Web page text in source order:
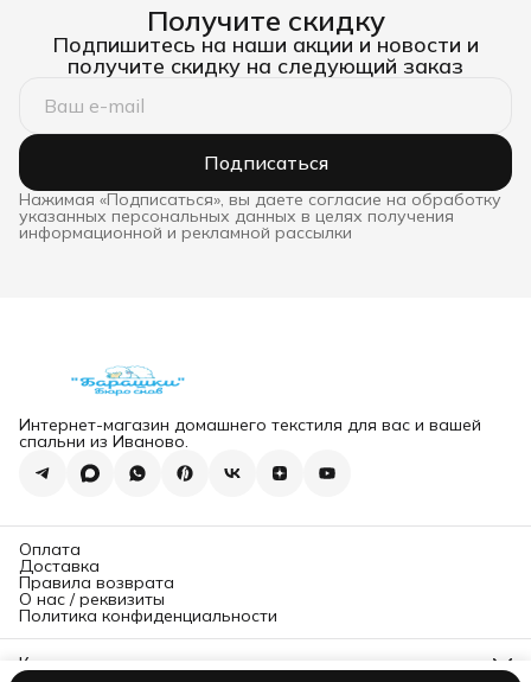
Получите скидку
Подпишитесь на наши акции и новости и
получите скидку на следующий заказ
Подписаться
Нажимая «Подписаться», вы даете согласие на обработку
указанных персональных данных в целях получения
информационной и рекламной рассылки
Интернет-магазин домашнего текстиля для вас и вашей
спальни из Иваново.
Оплата
Доставка
Правила возврата
О нас / реквизиты
Политика конфиденциальности
Контакты